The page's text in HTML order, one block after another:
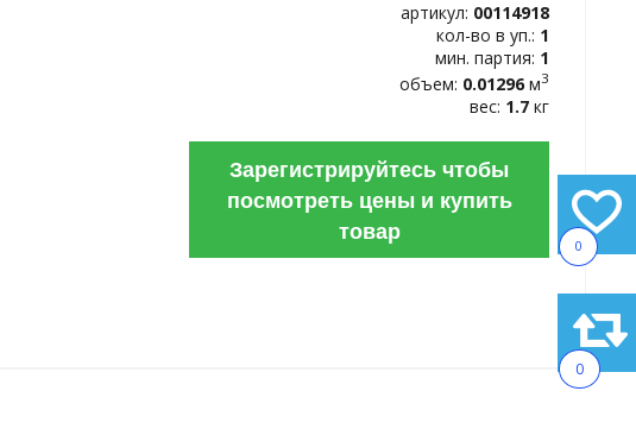
0
0
артикул: 00114918
кол-во в уп.: 1
мин. партия: 1
объем: 0.01296 м3
вес: 1.7 кг
Зарегистрируйтесь чтобы
посмотреть цены и купить
товар